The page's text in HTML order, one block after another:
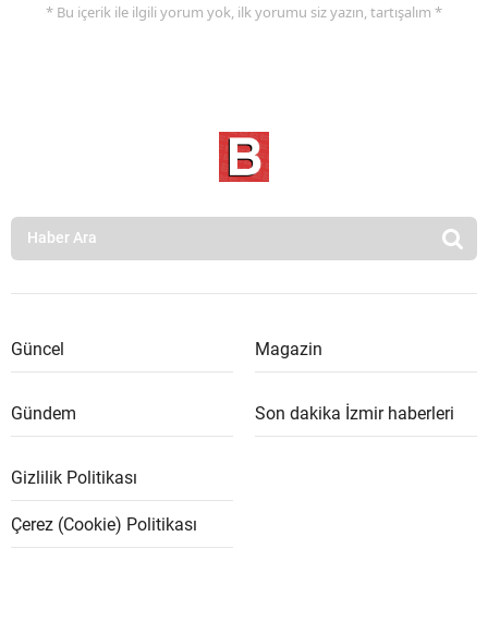
* Bu içerik ile ilgili yorum yok, ilk yorumu siz yazın, tartışalım *
Güncel Magazin
Gündem Son dakika İzmir haberleri
Gizlilik Politikası
Çerez (Cookie) Politikası